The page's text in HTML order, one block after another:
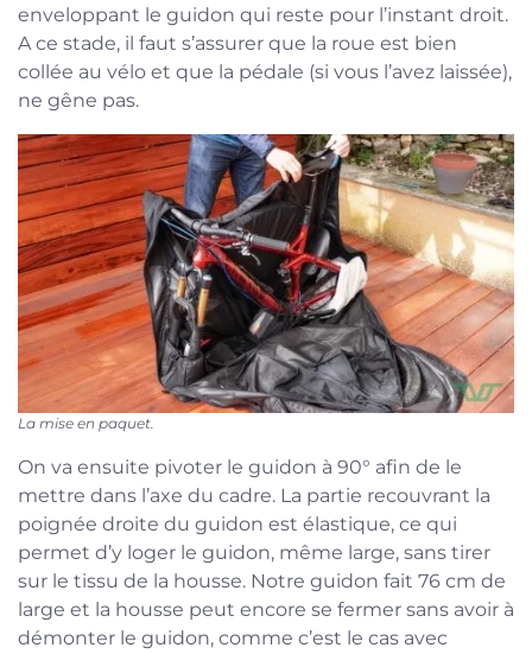
enveloppant le guidon qui reste pour l’instant droit.
A ce stade, il faut s’assurer que la roue est bien
collée au vélo et que la pédale (si vous l’avez laissée),
ne gêne pas.
La mise en paquet.
On va ensuite pivoter le guidon à 90° afin de le
mettre dans l’axe du cadre. La partie recouvrant la
poignée droite du guidon est élastique, ce qui
permet d’y loger le guidon, même large, sans tirer
sur le tissu de la housse. Notre guidon fait 76 cm de
large et la housse peut encore se fermer sans avoir à
démonter le guidon, comme c’est le cas avec